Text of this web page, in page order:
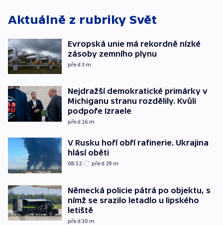
Aktuálně z rubriky Svět
Evropská unie má rekordně nízké
zásoby zemního plynu
před 3m
Nejdražší demokratické primárky v
Michiganu stranu rozdělily. Kvůli
podpoře Izraele
před 16 m
V Rusku hoří obří rafinerie. Ukrajina
hlásí oběti
08:52 před 29 m
Německá policie pátrá po objektu, s
nímž se srazilo letadlo u lipského
letiště
před 30 m